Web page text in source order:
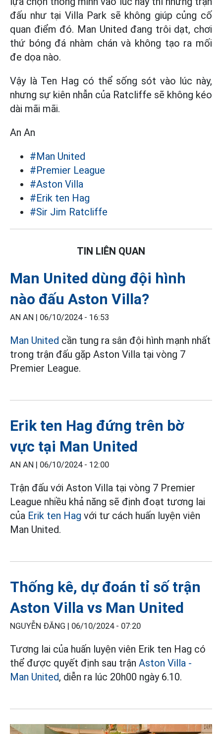
đấu như tại Villa Park sẽ không giúp củng cố
quan điểm đó. Man United đang trôi dạt, chơi
thứ bóng đá nhàm chán và không tạo ra mối
đe dọa nào.
Vậy là Ten Hag có thể sống sót vào lúc này,
nhưng sự kiên nhẫn của Ratcliffe sẽ không kéo
dài mãi mãi.
An An
#Man United
#Premier League
#Aston Villa
#Erik ten Hag
#Sir Jim Ratcliffe
TIN LIÊN QUAN
Man United dùng đội hình
nào đấu Aston Villa?
AN AN | 06/10/2024 - 16:53
Man United cần tung ra sân đội hình mạnh nhất
trong trận đấu gặp Aston Villa tại vòng 7
Premier League.
Erik ten Hag đứng trên bờ
vực tại Man United
AN AN | 06/10/2024 - 12:00
Trận đấu với Aston Villa tại vòng 7 Premier
League nhiều khả năng sẽ định đoạt tương lai
của Erik ten Hag với tư cách huấn luyện viên
Man United.
Thống kê, dự đoán tỉ số trận
Aston Villa vs Man United
NGUYỄN ĐĂNG | 06/10/2024 - 07:20
Tương lai của huấn luyện viên Erik ten Hag có
thể được quyết định sau trận Aston Villa -
Man United, diễn ra lúc 20h00 ngày 6.10.